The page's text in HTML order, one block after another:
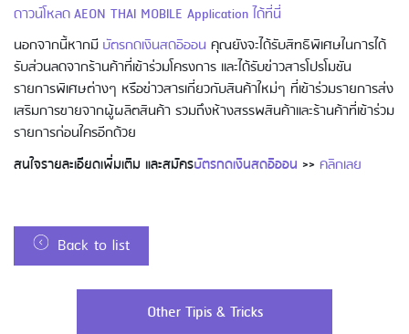
ดาวน์โหลด AEON THAI MOBILE Application ได้ที่นี่
นอกจากนี้หากมี บัตรกดเงินสดอิออน คุณยังจะได้รับสิทธิพิเศษในการได้
รับส่วนลดจากร้านค้าที่เข้าร่วมโครงการ และได้รับข่าวสารโปรโมชัน
รายการพิเศษต่างๆ หรือข่าวสารเกี่ยวกับสินค้าใหม่ๆ ที่เข้าร่วมรายการส่ง
เสริมการขายจากผู้ผลิตสินค้า รวมถึงห้างสรรพสินค้าและร้านค้าที่เข้าร่วม
รายการก่อนใครอีกด้วย
สนใจรายละเอียดเพิ่มเติม และสมัครบัตรกดเงินสดอิออน >> คลิกเลย
Back to list
Other Tipis & Tricks
Using AEON Cards - Cashing / Advanced
Cash Withdrawal
Using AEON Cards - Using your Card